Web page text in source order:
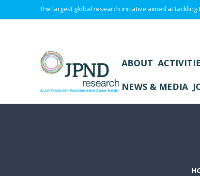
The largest global research initiative aimed at
ABOUT
NEWS & MEDIA